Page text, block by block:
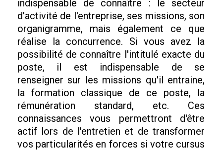
indispensable de connaître : le secteur
d'activité de l'entreprise, ses missions, son
organigramme, mais également ce que
réalise la concurrence. Si vous avez la
possibilité de connaître l'intitulé exacte du
poste, il est indispensable de se
renseigner sur les missions qu'il entraine,
la formation classique de ce poste, la
rémunération standard, etc. Ces
connaissances vous permettront d'être
actif lors de l'entretien et de transformer
vos particularités en forces si votre cursus